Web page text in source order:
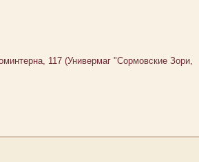
117 (Универмаг "Сормовские Зори,